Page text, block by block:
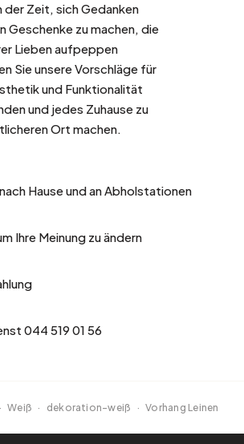
der Zeit, sich Gedanken
Geschenke zu machen, die
Lieben aufpeppen
Sie unsere Vorschläge für
und Funktionalität
und jedes Zuhause zu
Ort machen.
Hause und an Abholstationen
Ihre Meinung zu ändern
044 519 01 56
· Weiß · dekoration-weiß · Vorhang Leinen